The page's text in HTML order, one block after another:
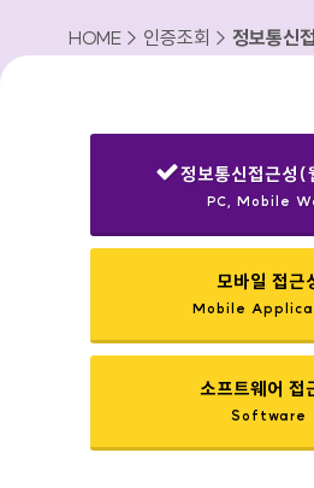
HOME > 인증조회 > 정보통신
정보통신접근성(
PC, Mobile
모바일 접근
Mobile
소프트웨어 접
Software